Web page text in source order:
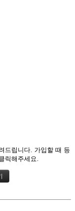
드립니다. 가입할 때 등
릭해주세요.